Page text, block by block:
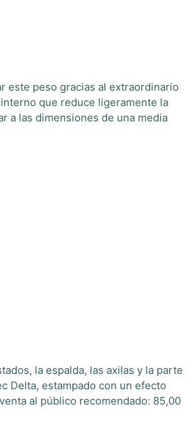
este peso gracias al extraordinario
que reduce ligeramente la
a las dimensiones de una media
la espalda, las axilas y la parte
Delta, estampado con un efecto
al público recomendado: 85,00